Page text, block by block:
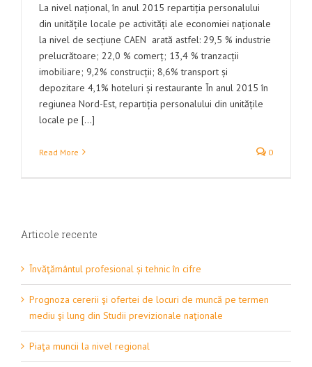
La nivel național, în anul 2015 repartiția personalului
din unitățile locale pe activități ale economiei naționale
la nivel de secțiune CAEN arată astfel: 29,5 % industrie
prelucrătoare; 22,0 % comerț; 13,4 % tranzacții
imobiliare; 9,2% construcții; 8,6% transport și
depozitare 4,1% hoteluri și restaurante În anul 2015 în
regiunea Nord-Est, repartiția personalului din unitățile
locale pe [...]
Read More 0
Articole recente
Învăţământul profesional și tehnic în cifre
Prognoza cererii şi ofertei de locuri de muncă pe termen
mediu şi lung din Studii previzionale naţionale
Piaţa muncii la nivel regional